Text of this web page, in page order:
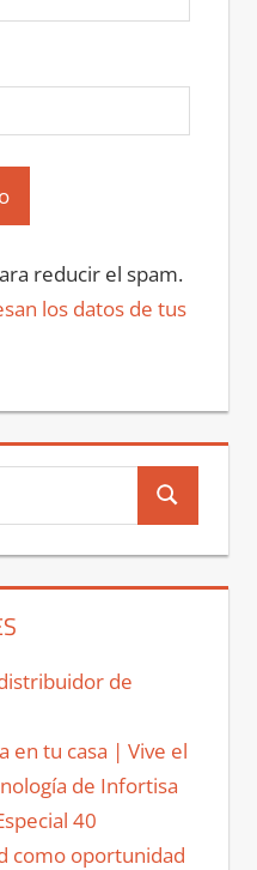
reducir el spam.
los datos de tus
Buscar
de
en tu casa | Vive el
de Infortisa
40
como oportunidad